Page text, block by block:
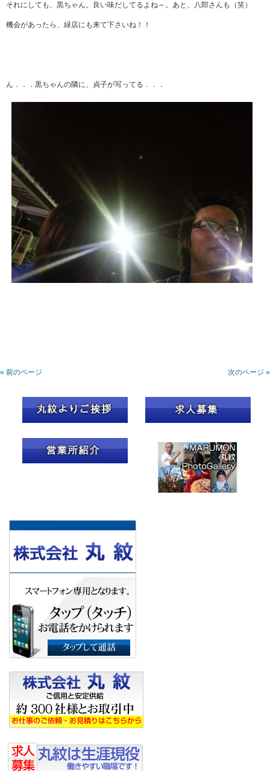
それにしても、黒ちゃん。良い味だしてるよね～。あと、八郎さんも（笑）
機会があったら、緑店にも来て下さいね！！
ん．．．黒ちゃんの隣に、貞子が写ってる．．．
« 前のページ 次のページ »